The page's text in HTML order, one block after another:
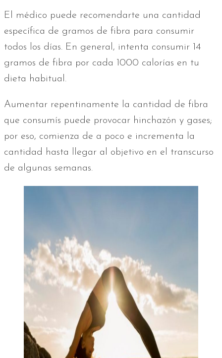
El médico puede recomendarte una cantidad
específica de gramos de fibra para consumir
todos los días. En general, intenta consumir 14
gramos de fibra por cada 1000 calorías en tu
dieta habitual.
Aumentar repentinamente la cantidad de fibra
que consumís puede provocar hinchazón y gases;
por eso, comienza de a poco e incrementa la
cantidad hasta llegar al objetivo en el transcurso
de algunas semanas.